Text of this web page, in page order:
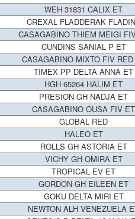
WEH 31831 CALIX ET
CREXAL FLADDERAK
CASAGABINO THIEM MEIGI
CUNDINS SANIAL P ET
CASAGABINO MIXTO FIV
TIMEX PP DELTA ANNA ET
HGH 65264 HALIM ET
PRESION GH NADJA ET
CASAGABINO OUSA FIV ET
GLOBAL RED
HALEO ET
ROLLS GH ASTORIA ET
VICHY GH OMIRA ET
TROPICAL EV ET
GORDON GH EILEEN ET
GOKU DELTA MIRI ET
NEWTON ALH VENEZUELA